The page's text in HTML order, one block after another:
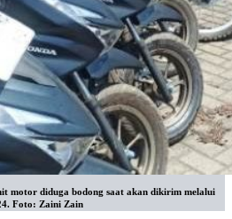
motor diduga bodong saat akan dikirim melalui
Foto: Zaini Zain